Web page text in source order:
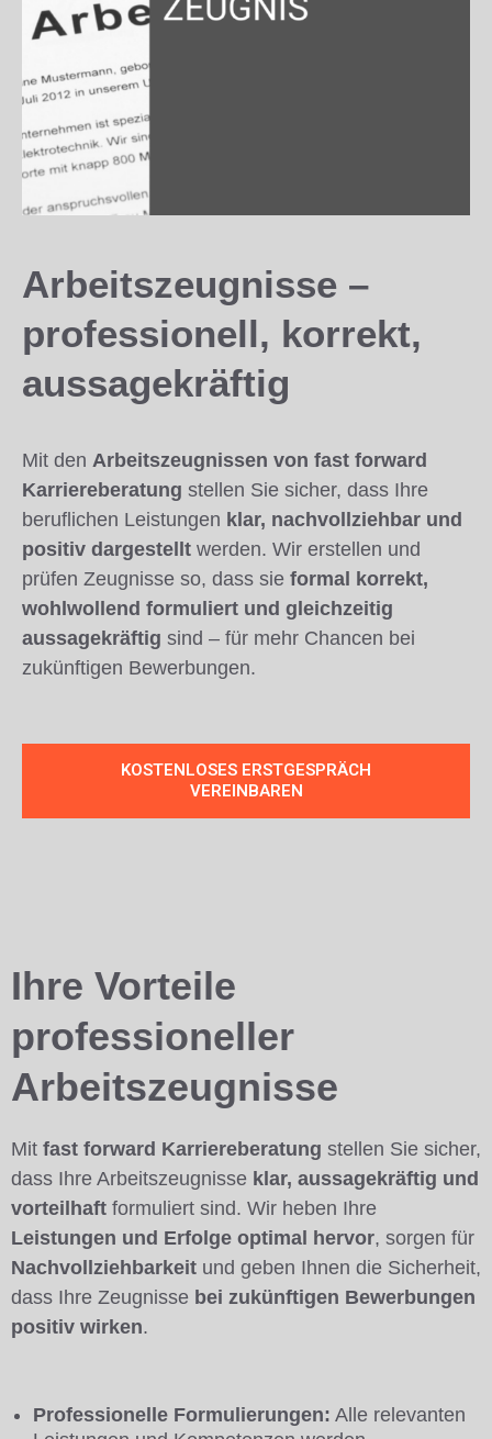
Arbeitszeugnisse –
professionell, korrekt,
aussagekräftig
Mit den Arbeitszeugnissen von fast forward
Karriereberatung stellen Sie sicher, dass Ihre
beruflichen Leistungen klar, nachvollziehbar und
positiv dargestellt werden. Wir erstellen und
prüfen Zeugnisse so, dass sie formal korrekt,
wohlwollend formuliert und gleichzeitig
aussagekräftig sind – für mehr Chancen bei
zukünftigen Bewerbungen.
KOSTENLOSES ERSTGESPRÄCH
VEREINBAREN
Ihre Vorteile
professioneller
Arbeitszeugnisse
Mit fast forward Karriereberatung stellen Sie sicher,
dass Ihre Arbeitszeugnisse klar, aussagekräftig und
vorteilhaft formuliert sind. Wir heben Ihre
Leistungen und Erfolge optimal hervor, sorgen für
Nachvollziehbarkeit und geben Ihnen die Sicherheit,
dass Ihre Zeugnisse bei zukünftigen Bewerbungen
positiv wirken.
Professionelle Formulierungen: Alle relevanten